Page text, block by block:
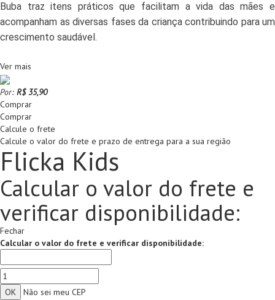
Buba traz itens práticos que facilitam a vida das mães e
acompanham as diversas fases da criança contribuindo para um
crescimento saudável.
Ver mais
Por: R$ 35,90
Comprar
Comprar
Calcule o frete
Calcule o valor do frete e prazo de entrega para a sua região
Flicka Kids
Calcular o valor do frete e
verificar disponibilidade:
Fechar
Calcular o valor do frete e verificar disponibilidade:
Não sei meu CEP